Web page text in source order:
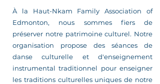
À la Haut-Nkam Family Association of
Edmonton, nous sommes fiers de
préserver notre patrimoine culturel. Notre
organisation propose des séances de
danse culturelle et d'enseignement
instrumental traditionnel pour enseigner
les traditions culturelles uniques de notre